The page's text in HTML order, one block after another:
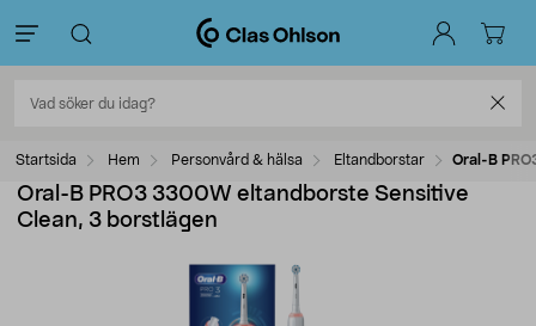
Startsida Hem Personvård & hälsa Eltandborstar Oral-B
Oral-B PRO3 3300W eltandborste Sensitive
Clean, 3 borstlägen